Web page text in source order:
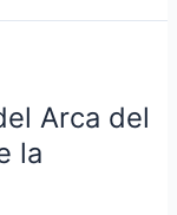
Arca del
la